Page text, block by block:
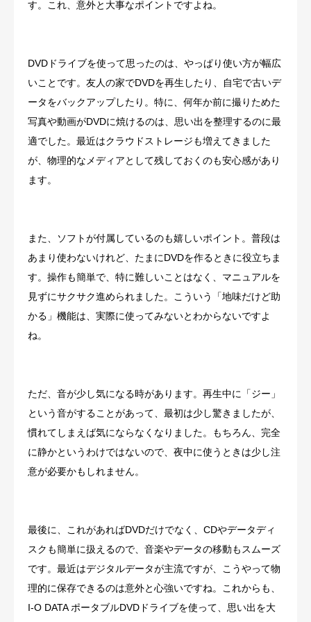
す。これ、意外と大事なポイントですよね。
DVDドライブを使って思ったのは、やっぱり使い方が幅広
いことです。友人の家でDVDを再生したり、自宅で古いデ
ータをバックアップしたり。特に、何年か前に撮りためた
写真や動画がDVDに焼けるのは、思い出を整理するのに最
適でした。最近はクラウドストレージも増えてきました
が、物理的なメディアとして残しておくのも安心感があり
ます。
また、ソフトが付属しているのも嬉しいポイント。普段は
あまり使わないけれど、たまにDVDを作るときに役立ちま
す。操作も簡単で、特に難しいことはなく、マニュアルを
見ずにサクサク進められました。こういう「地味だけど助
かる」機能は、実際に使ってみないとわからないですよ
ね。
ただ、音が少し気になる時があります。再生中に「ジー」
という音がすることがあって、最初は少し驚きましたが、
慣れてしまえば気にならなくなりました。もちろん、完全
に静かというわけではないので、夜中に使うときは少し注
意が必要かもしれません。
最後に、これがあればDVDだけでなく、CDやデータディ
スクも簡単に扱えるので、音楽やデータの移動もスムーズ
です。最近はデジタルデータが主流ですが、こうやって物
理的に保存できるのは意外と心強いですね。これからも、
I-O DATA ポータブルDVDドライブを使って、思い出を大